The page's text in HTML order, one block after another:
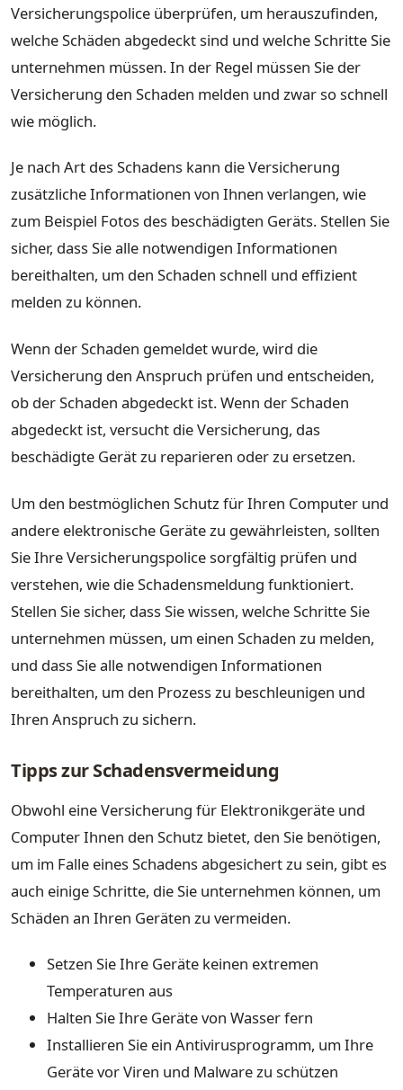
Versicherungspolice überprüfen, um herauszufinden,
welche Schäden abgedeckt sind und welche Schritte Sie
unternehmen müssen. In der Regel müssen Sie der
Versicherung den Schaden melden und zwar so schnell
wie möglich.
Je nach Art des Schadens kann die Versicherung
zusätzliche Informationen von Ihnen verlangen, wie
zum Beispiel Fotos des beschädigten Geräts. Stellen Sie
sicher, dass Sie alle notwendigen Informationen
bereithalten, um den Schaden schnell und effizient
melden zu können.
Wenn der Schaden gemeldet wurde, wird die
Versicherung den Anspruch prüfen und entscheiden,
ob der Schaden abgedeckt ist. Wenn der Schaden
abgedeckt ist, versucht die Versicherung, das
beschädigte Gerät zu reparieren oder zu ersetzen.
Um den bestmöglichen Schutz für Ihren Computer und
andere elektronische Geräte zu gewährleisten, sollten
Sie Ihre Versicherungspolice sorgfältig prüfen und
verstehen, wie die Schadensmeldung funktioniert.
Stellen Sie sicher, dass Sie wissen, welche Schritte Sie
unternehmen müssen, um einen Schaden zu melden,
und dass Sie alle notwendigen Informationen
bereithalten, um den Prozess zu beschleunigen und
Ihren Anspruch zu sichern.
Tipps zur Schadensvermeidung
Obwohl eine Versicherung für Elektronikgeräte und
Computer Ihnen den Schutz bietet, den Sie benötigen,
um im Falle eines Schadens abgesichert zu sein, gibt es
auch einige Schritte, die Sie unternehmen können, um
Schäden an Ihren Geräten zu vermeiden.
Setzen Sie Ihre Geräte keinen extremen
Temperaturen aus
Halten Sie Ihre Geräte von Wasser fern
Installieren Sie ein Antivirusprogramm, um Ihre
Geräte vor Viren und Malware zu schützen